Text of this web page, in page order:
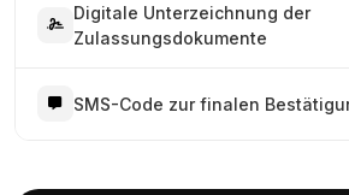
Digitale Unterzeichnung der
Zulassungsdokumente
SMS-Code zur finalen